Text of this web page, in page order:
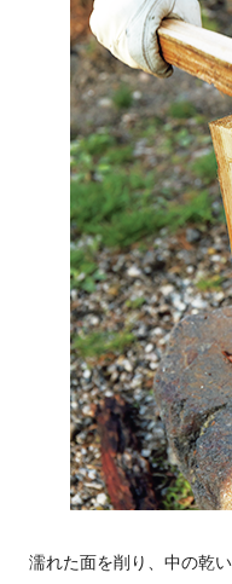
濡れた面を削り、中の乾